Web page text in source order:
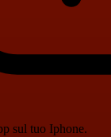
sul tuo Iphone.